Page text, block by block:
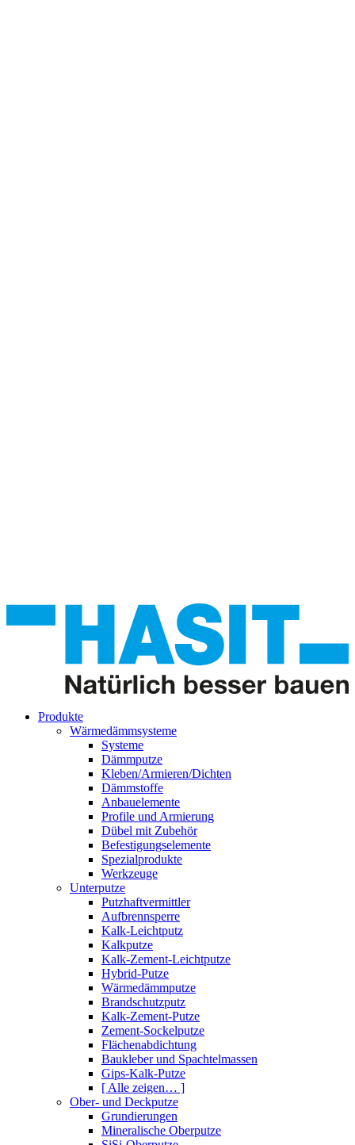
Produkte
Wärmedämmsysteme
Systeme
Dämmputze
Kleben/Armieren/Dichten
Dämmstoffe
Anbauelemente
Profile und Armierung
Dübel mit Zubehör
Befestigungselemente
Spezialprodukte
Werkzeuge
Unterputze
Putzhaftvermittler
Aufbrennsperre
Kalk-Leichtputz
Kalkputze
Kalk-Zement-Leichtputze
Hybrid-Putze
Wärmedämmputze
Brandschutzputz
Kalk-Zement-Putze
Zement-Sockelputze
Flächenabdichtung
Baukleber und Spachtelmassen
Gips-Kalk-Putze
[ Alle zeigen… ]
Ober- und Deckputze
Grundierungen
Mineralische Oberputze